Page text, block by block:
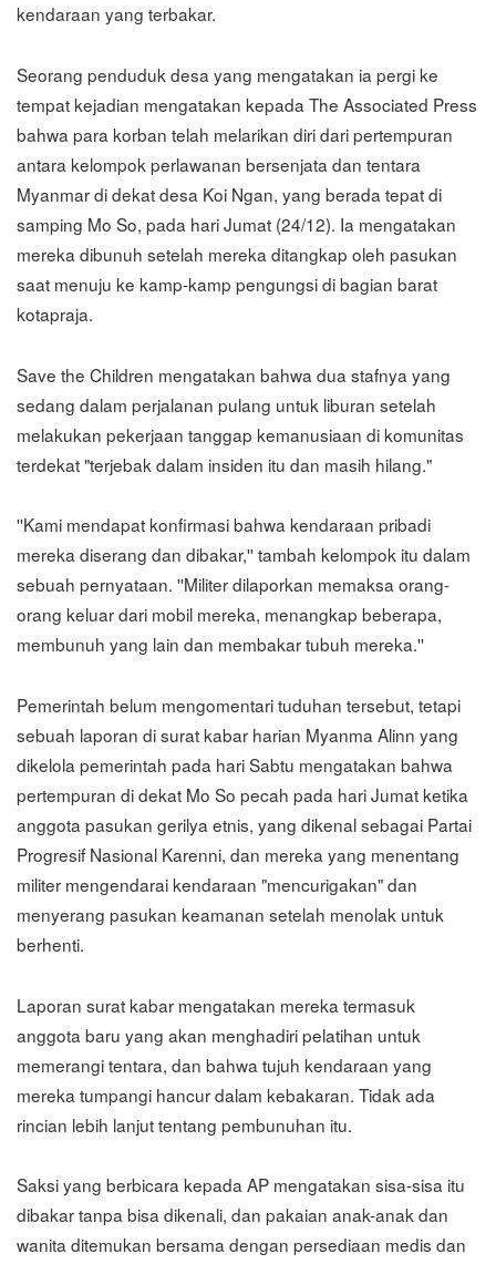
kendaraan yang terbakar.
Seorang penduduk desa yang mengatakan ia pergi ke
tempat kejadian mengatakan kepada The Associated Press
bahwa para korban telah melarikan diri dari pertempuran
antara kelompok perlawanan bersenjata dan tentara
Myanmar di dekat desa Koi Ngan, yang berada tepat di
samping Mo So, pada hari Jumat (24/12). Ia mengatakan
mereka dibunuh setelah mereka ditangkap oleh pasukan
saat menuju ke kamp-kamp pengungsi di bagian barat
kotapraja.
Save the Children mengatakan bahwa dua stafnya yang
sedang dalam perjalanan pulang untuk liburan setelah
melakukan pekerjaan tanggap kemanusiaan di komunitas
terdekat "terjebak dalam insiden itu dan masih hilang."
''Kami mendapat konfirmasi bahwa kendaraan pribadi
mereka diserang dan dibakar,'' tambah kelompok itu dalam
sebuah pernyataan. ''Militer dilaporkan memaksa orang-
orang keluar dari mobil mereka, menangkap beberapa,
membunuh yang lain dan membakar tubuh mereka.''
Pemerintah belum mengomentari tuduhan tersebut, tetapi
sebuah laporan di surat kabar harian Myanma Alinn yang
dikelola pemerintah pada hari Sabtu mengatakan bahwa
pertempuran di dekat Mo So pecah pada hari Jumat ketika
anggota pasukan gerilya etnis, yang dikenal sebagai Partai
Progresif Nasional Karenni, dan mereka yang menentang
militer mengendarai kendaraan "mencurigakan" dan
menyerang pasukan keamanan setelah menolak untuk
berhenti.
Laporan surat kabar mengatakan mereka termasuk
anggota baru yang akan menghadiri pelatihan untuk
memerangi tentara, dan bahwa tujuh kendaraan yang
mereka tumpangi hancur dalam kebakaran. Tidak ada
rincian lebih lanjut tentang pembunuhan itu.
Saksi yang berbicara kepada AP mengatakan sisa-sisa itu
dibakar tanpa bisa dikenali, dan pakaian anak-anak dan
wanita ditemukan bersama dengan persediaan medis dan